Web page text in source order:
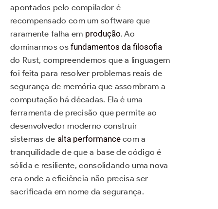
apontados pelo compilador é
recompensado com um software que
raramente falha em produção. Ao
dominarmos osfundamentos da filosofia
do Rust, compreendemos que a linguagem
foi feita para resolver problemas reais de
segurança de memória que assombram a
computação há décadas. Ela é uma
ferramenta de precisão que permite ao
desenvolvedor moderno construir
sistemas de alta performancecom a
tranquilidade de que a base de código é
sólida e resiliente, consolidando uma nova
era onde a eficiência não precisa ser
sacrificada em nome da segurança.